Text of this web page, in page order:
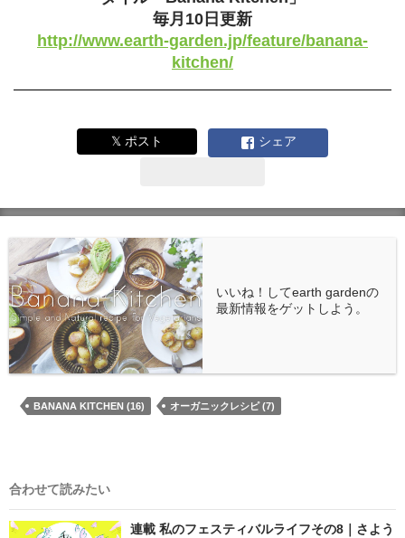
毎月10日更新
http://www.earth-garden.jp/feature/banana-
kitchen/
𝕏 ポスト シェア
いいね！してearth gardenの
最新情報をゲットしよう。
BANANA KITCHEN (16) オーガニックレシピ (7)
合わせて読みたい
連載 私のフェスティバルライフその8｜さよう